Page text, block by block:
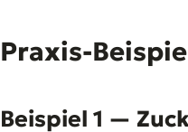
Praxis-
Beispiel 1 —